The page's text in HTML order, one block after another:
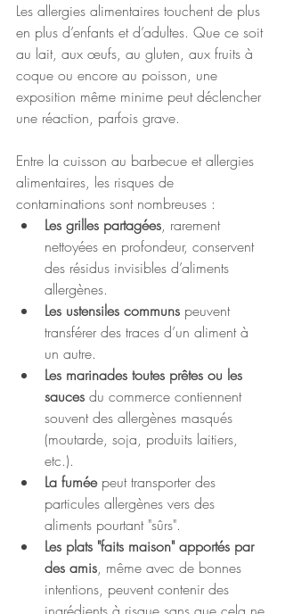
Les allergies alimentaires touchent de plus
en plus d’enfants et d’adultes. Que ce soit
au lait, aux œufs, au gluten, aux fruits à
coque ou encore au poisson, une
exposition même minime peut déclencher
une réaction, parfois grave.
Entre la cuisson au barbecue et allergies
alimentaires, les risques de
contaminations sont nombreuses :
Les grilles partagées, rarement
nettoyées en profondeur, conservent
des résidus invisibles d’aliments
allergènes.
Les ustensiles communs peuvent
transférer des traces d’un aliment à
un autre.
Les marinades toutes prêtes ou les
sauces du commerce contiennent
souvent des allergènes masqués
(moutarde, soja, produits laitiers,
etc.).
La fumée peut transporter des
particules allergènes vers des
aliments pourtant "sûrs".
Les plats "faits maison" apportés par
des amis, même avec de bonnes
intentions, peuvent contenir des